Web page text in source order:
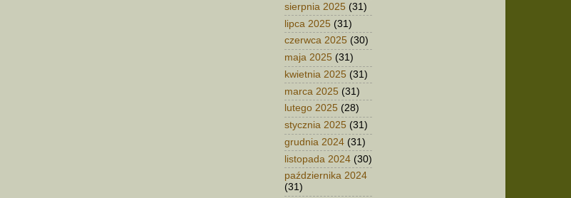
sierpnia 2025 (31)
lipca 2025 (31)
czerwca 2025 (30)
maja 2025 (31)
kwietnia 2025 (31)
marca 2025 (31)
lutego 2025 (28)
stycznia 2025 (31)
grudnia 2024 (31)
listopada 2024 (30)
października 2024
(31)